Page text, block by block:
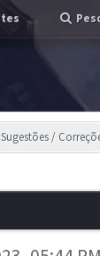
Sugestões /